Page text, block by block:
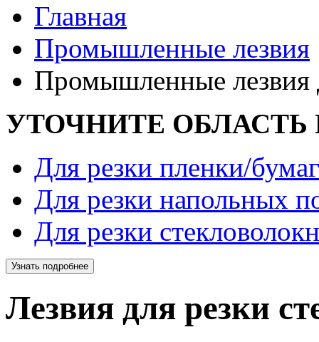
Главная
Промышленные лезвия
Промышленные лезвия
УТОЧНИТЕ
Для резки пленки/
Для резки напольных
Для резки
Узнать подробнее
Лезвия для резки